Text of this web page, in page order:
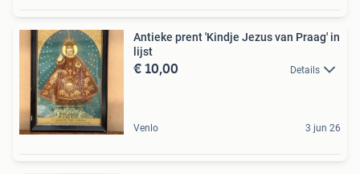
Antieke prent 'Kindje Jezus van Praag' in
lijst
€ 10,00 Details
Venlo 3 jun 26